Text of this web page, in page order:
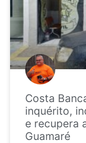
Costa
inquérito,
e recupera
Guamaré